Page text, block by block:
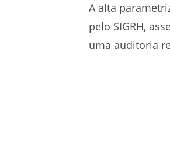
A alta
pelo SIGRH,
uma auditoria